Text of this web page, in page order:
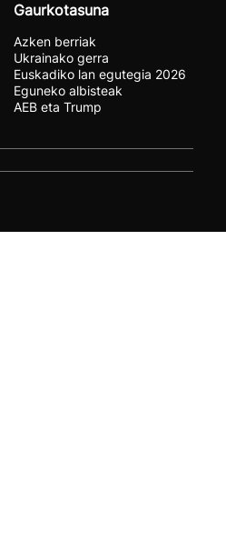
Gaurkotasuna
Azken berriak
Ukrainako gerra
Euskadiko lan egutegia 2026
Eguneko albisteak
AEB eta Trump